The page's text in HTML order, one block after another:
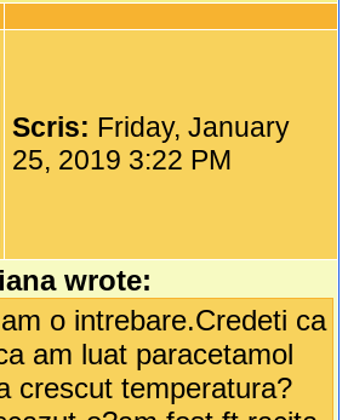
Scris: Friday, January
25, 2019 3:22 PM
wrote:
o intrebare.Credeti ca
am luat paracetamol
crescut temperatura?